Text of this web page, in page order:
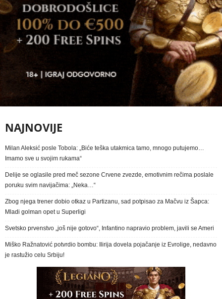
NAJNOVIJE
Milan Aleksić posle Tobola: „Biće teška utakmica tamo, mnogo putujemo…
Imamo sve u svojim rukama“
Delije se oglasile pred meč sezone Crvene zvezde, emotivnim rečima poslale
poruku svim navijačima: „Neka…“
Zbog njega trener dobio otkaz u Partizanu, sad potpisao za Mačvu iz Šapca:
Mladi golman opet u Superligi
Svetsko prvenstvo „još nije gotovo“, Infantino napravio problem, javili se Ameri
Miško Ražnatović potvrdio bombu: Ilirija dovela pojačanje iz Evrolige, nedavno
je rastužio celu Srbiju!